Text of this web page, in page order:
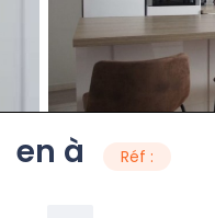
en à Réf :